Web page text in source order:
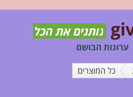
נותנים את הכל
ערוגות הבושם
כל המוצרים